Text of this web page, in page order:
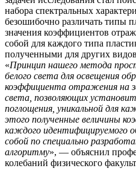
набора спектральных
безошибочно различать типы
значения коэффициентов
собой для каждого типа
полученными для других
«Принцип нашего метода
белого света для освещения
коэффициента отражения на
света, позволяющих
поглощения, уникальной для
этого полученные величины
каждого идентифицируемого
собой по специально
алгоритму», — объяснил
колебаний физического